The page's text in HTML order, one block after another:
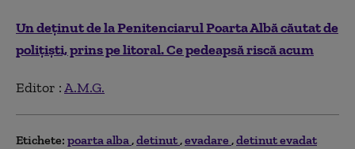
Un deținut de la Penitenciarul Poarta Albă căutat de
polițiști, prins pe litoral. Ce pedeapsă riscă acum
Editor :A.M.G.
Etichete: poarta alba detinut evadare detinut evadat